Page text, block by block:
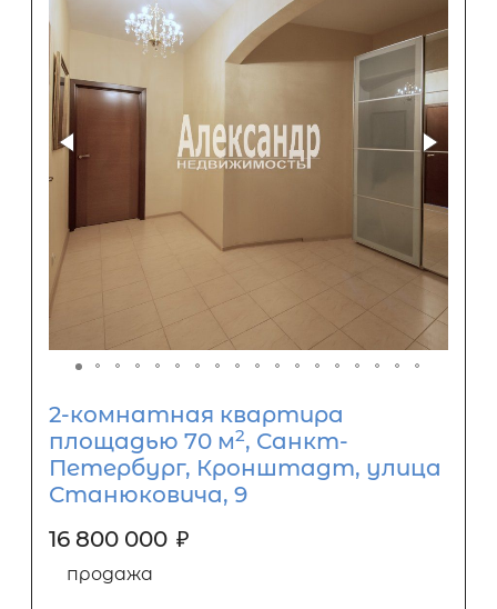
2-комнатная квартира
площадью 70 м2, Санкт-
Петербург, Кронштадт, улица
Станюковича, 9
16 800 000 ₽
продажа